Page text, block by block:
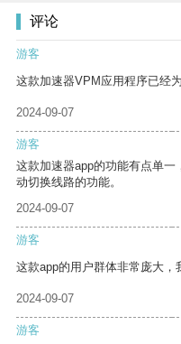
评论
游客
这款加速器VPM应用程序已经
2024-09-07
游客
这款加速器app的功能有点单一
动切换线路的功能。
2024-09-07
游客
这款app的用户群体非常庞大，
2024-09-07
游客